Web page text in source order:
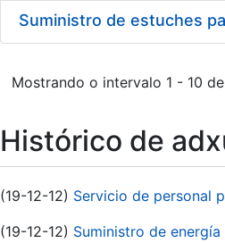
Suministro de estuches
Mostrando o intervalo 1 - 10
Histórico de
(19-12-12) Servicio de personal
(19-12-12) Suministro de